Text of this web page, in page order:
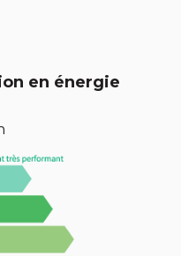
en énergie